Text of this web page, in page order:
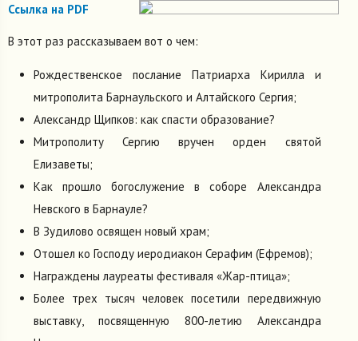
Ссылка на PDF
В этот раз рассказываем вот о чем:
Рождественское послание Патриарха Кирилла и
митрополита Барнаульского и Алтайского Сергия;
Александр Щипков: как спасти образование?
Митрополиту Сергию вручен орден святой
Елизаветы;
Как прошло богослужение в соборе Александра
Невского в Барнауле?
В Зудилово освящен новый храм;
Отошел ко Господу иеродиакон Серафим (Ефремов);
Награждены лауреаты фестиваля «Жар-птица»;
Более трех тысяч человек посетили передвижную
выставку, посвященную 800-летию Александра